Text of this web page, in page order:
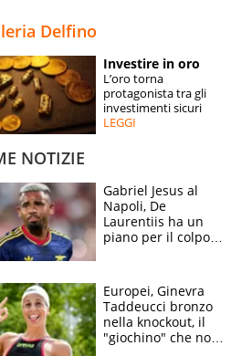
ESPERTI
CONTATTI
Delfino
Investire in oro
L’oro torna
protagonista tra gli
investimenti sicuri
LEGGI
NOTIZIE
Gabriel Jesus al
Napoli, De
Laurentiis ha un
piano per il colpo
Lucca
Europei, Ginevra
Taddeucci bronzo
nella knockout, il
"giochino" che non